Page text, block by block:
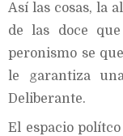
Así las cosas, la
de las doce
peronismo se
le garantiza
Deliberante.
El espacio